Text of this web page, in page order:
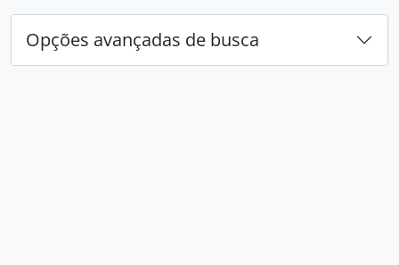
Opções avançadas de busca